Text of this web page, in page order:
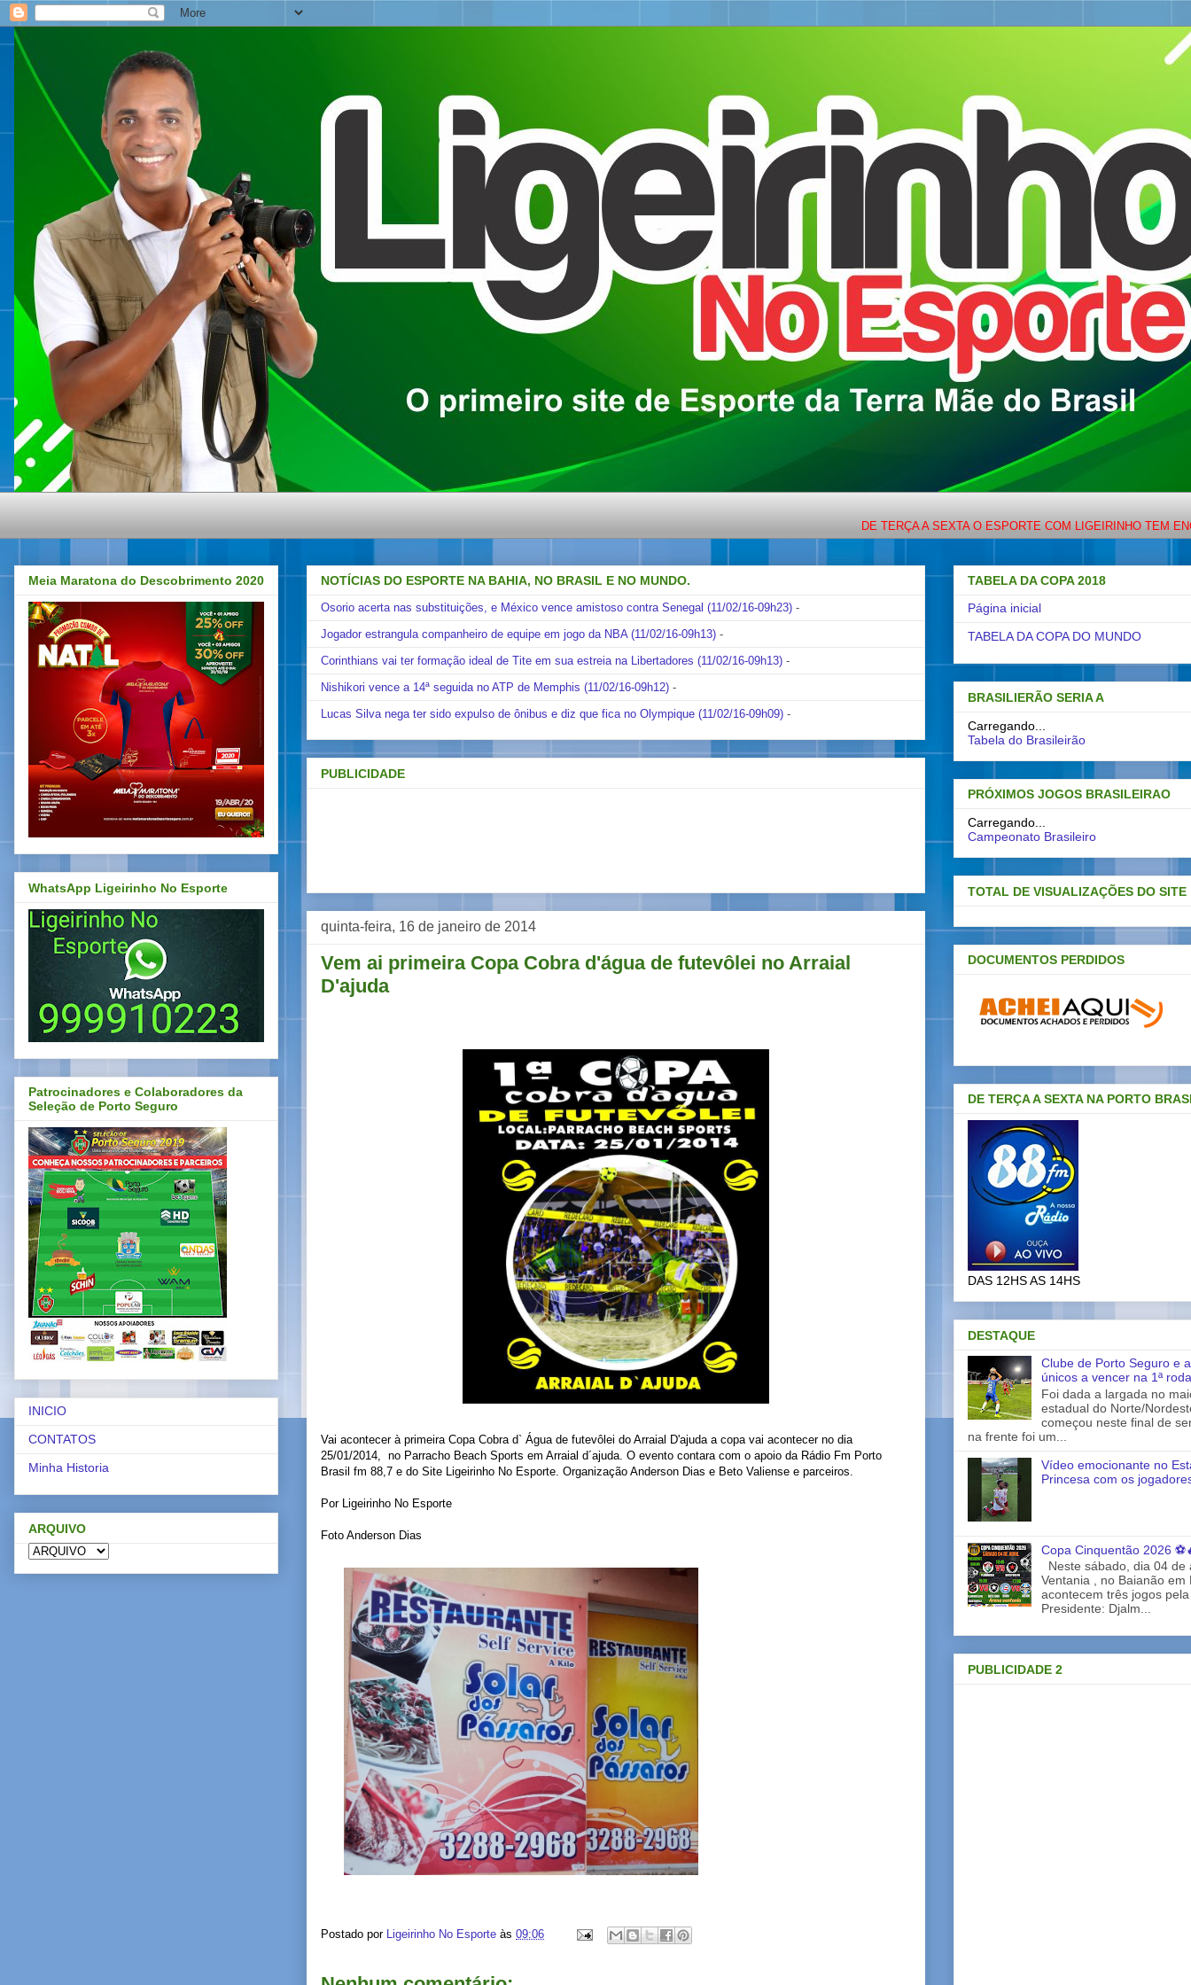
DE TERÇA A SEXTA O ESPORTE COM LIGEIRINHO TEM
NOTÍCIAS DO ESPORTE NA BAHIA, NO BRASIL E NO MUNDO.
Osorio acerta nas substituições, e México vence amistoso contra Senegal (11/02/16-09h23) -
Jogador estrangula companheiro de equipe em jogo da NBA (11/02/16-09h13) -
Corinthians vai ter formação ideal de Tite em sua estreia na Libertadores (11/02/16-09h13) -
Nishikori vence a 14ª seguida no ATP de Memphis (11/02/16-09h12) -
Lucas Silva nega ter sido expulso de ônibus e diz que fica no Olympique (11/02/16-09h09) -
PUBLICIDADE
quinta-feira, 16 de janeiro de 2014
Vem ai primeira Copa Cobra d'água de futevôlei no Arraial
D'ajuda
Vai acontecer à primeira Copa Cobra d` Água de futevôlei do Arraial D'ajuda a copa vai acontecer no dia
25/01/2014, no Parracho Beach Sports em Arraial d´ajuda. O evento contara com o apoio da Rádio Fm Porto
Brasil fm 88,7 e do Site Ligeirinho No Esporte. Organização Anderson Dias e Beto Valiense e parceiros.
Por Ligeirinho No Esporte
Foto Anderson Dias
Postado por Ligeirinho No Esporte às 09:06
Meia Maratona do Descobrimento 2020
WhatsApp Ligeirinho No Esporte
Patrocinadores e Colaboradores da
Seleção de Porto Seguro
INICIO
CONTATOS
Minha Historia
ARQUIVO
TABELA DA COPA 2018
Página inicial
TABELA DA COPA DO MUNDO
BRASILIERÃO SERIA A
Carregando...
Tabela do Brasileirão
PRÓXIMOS JOGOS BRASILEIRAO
Carregando...
Campeonato Brasileiro
TOTAL DE VISUALIZAÇÕES DO SITE
DOCUMENTOS PERDIDOS
DE TERÇA A SEXTA NA PORTO
DAS 12HS AS 14HS
DESTAQUE
Clube de Porto Seguro e
únicos a vencer na 1ª
Foi dada a largada no
estadual do Norte/
começou neste final de
na frente foi um...
Vídeo emocionante no
Princesa com os
Copa Cinquentão 2026
Neste sábado, dia 04 de
Ventania , no Baianão em
acontecem três jogos
Presidente: Djalm...
PUBLICIDADE 2